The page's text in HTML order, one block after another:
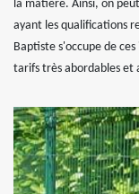
la matière. Ainsi, on
ayant les qualifications
Baptiste s'occupe de
tarifs très abordables et